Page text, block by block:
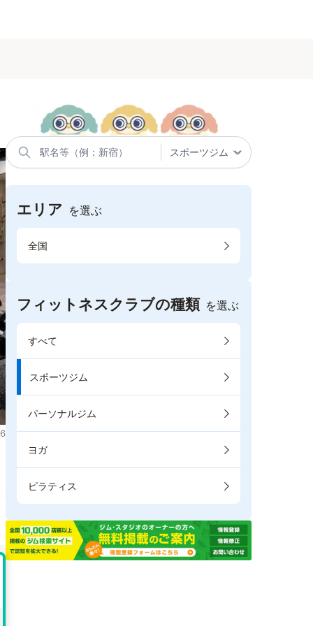
エリア を選ぶ
全国
フィットネスクラブの種類 を選ぶ
すべて
スポーツジム
パーソナルジム
ヨガ
ピラティス